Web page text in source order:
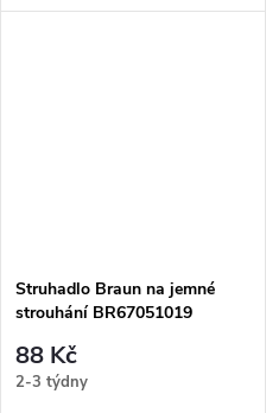
Struhadlo Braun na jemné
strouhání BR67051019
88 Kč
2-3 týdny